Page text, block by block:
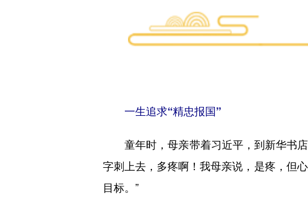
一生追求“精忠报国”
童年时，母亲带着习近平，到新华书店
字刺上去，多疼啊！我母亲说，是疼，但
目标。”